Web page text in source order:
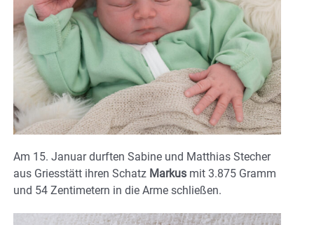
Am 15. Januar durften Sabine und Matthias Stecher
aus Griesstätt ihren Schatz Markus mit 3.875 Gramm
und 54 Zentimetern in die Arme schließen.